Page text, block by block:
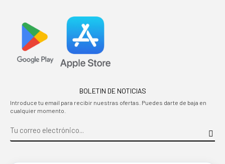
BOLETIN DE NOTICIAS
Introduce tu email para recibir nuestras ofertas. Puedes darte de baja en
cualquier momento.